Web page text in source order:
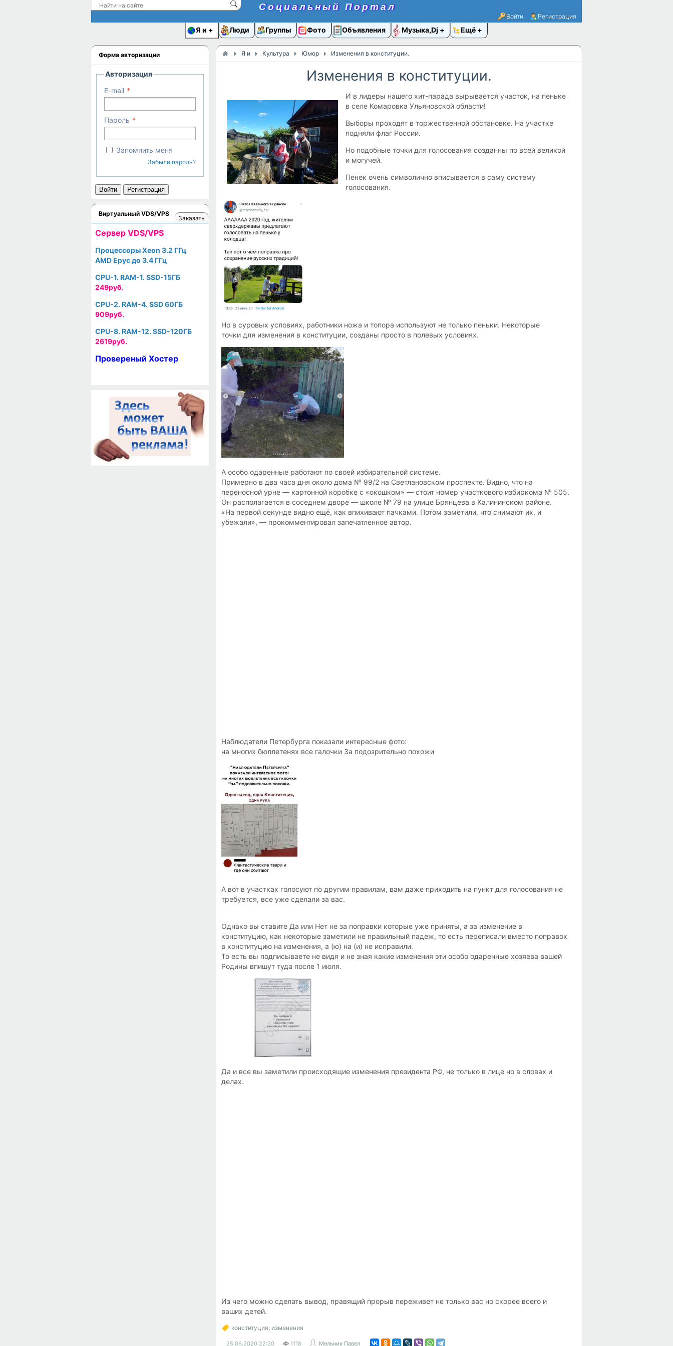
Социальный Портал
Войти Регистрация
Я и Люди Группы Фото Объявления Музыка,Dj Ещё
Я и Культура Юмор Изменения в конституции.
Изменения в конституции.
И в лидеры нашего хит-парада вырывается участок, на пеньке
в селе Комаровка Ульяновской области!
Выборы проходят в торжественной обстановке. На участке
подняли флаг России.
Но подобные точки для голосования созданны по всей великой
и могучей.
Пенек очень символично вписывается в саму систему
голосования.
Но в суровых условиях, работники ножа и топора используют не только пеньки. Некоторые
точки для изменения в конституции, созданы просто в полевых условиях.
А особо одаренные работают по своей избирательной системе.
Примерно в два часа дня около дома № 99/2 на Светлановском проспекте. Видно, что на
переносной урне — картонной коробке с «окошком» — стоит номер участкового избиркома № 505.
Он располагается в соседнем дворе — школе № 79 на улице Брянцева в Калининском районе.
«На первой секунде видно ещё, как впихивают пачками. Потом заметили, что снимают их, и
убежали», — прокомментировал запечатленное автор.
Наблюдатели Петербурга показали интересные фото:
на многих бюллетенях все галочки За подозрительно похожи
А вот в участках голосуют по другим правилам, вам даже приходить на пункт для голосования не
требуется, все уже сделали за вас.
Однако вы ставите Да или Нет не за поправки которые уже приняты, а за изменение в
конституцию, как некоторые заметили не правильный падеж, то есть переписали вместо поправок
в конституцию на изменения, а (ю) на (и) не исправили.
То есть вы подписываете не видя и не зная какие изменения эти особо одаренные хозяева вашей
Родины впишут туда после 1 июля.
Да и все вы заметили происходящие изменения президента РФ, не только в лице но в словах и
делах.
Из чего можно сделать вывод, правящий прорыв переживет не только вас но скорее всего и
ваших детей.
конституция, изменения
25.06.2020 22:20 1118 Мельник Павел
Форма авторизации
Авторизация
E-mail
Пароль
Запомнить меня
Забыли пароль?
Войти Регистрация
Виртуальный VDS/VPS
Заказать
Cервер VDS/VPS
Процессоры Xeon 3.2 ГГц
AMD Epyc до 3.4 ГГц
CPU-1. RAM-1. SSD-15ГБ
249руб.
CPU-2. RAM-4. SSD 60ГБ
909руб.
CPU-8. RAM-12. SSD-120ГБ
2619руб.
Провереный Хостер